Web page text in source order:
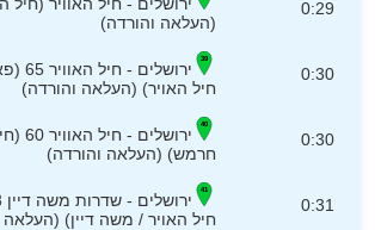
0:29
(העלאה והורדה)
0:30
חיל האויר) (העלאה והורדה)
0:30
חרמש) (העלאה והורדה)
0:31
חיל האויר / משה דיין) (העלאה